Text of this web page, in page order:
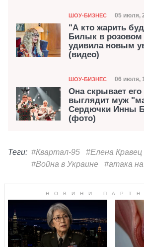
Категория
ШОУ-БИЗНЕС Дата
05 июля,
"А кто жарить
Билык в розовом
удивила новым
(видео)
Категория
ШОУ-БИЗНЕС Дата
06 июля,
Она скрывает его
выглядит муж
Сердючки Инны
(фото)
Теги: #Квартал-95
#Елена Кравец
#Война в Украине
#атака на